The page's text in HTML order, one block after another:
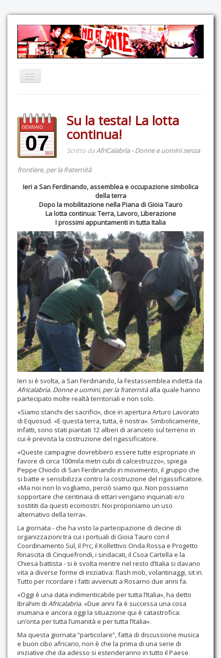
Comunicazione
Eventi
GAS Felce & Mirtillo
No Ponte!
Ricostruiamo il Cartella!
Mediateca
Autoproduzioni
Contatti
GENNAIO
072012
Su la testa! La lotta
continua!
Scritto daAfriCalabria - Donne e uomini senza
frontiere, per la fraternità
Ieri a San Ferdinando, assemblea e occupazione simbolica
della terra
Dopo la mobilitazione nella Piana di Gioia Tauro
La lotta continua: Terra, Lavoro, Liberazione
I prossimi appuntamenti in tutta Italia
Ieri si è svolta, a San Ferdinando, la Festassemblea indetta da
Africalabria. Donne e uomini, per la fraternitàalla quale hanno
partecipato molte realtà territoriali e non solo.
«Siamo stanchi dei sacrifici», dice in apertura Arturo Lavorato
di Equosud. «E questa terra, tutta, è nostra». Simbolicamente,
infatti, sono stati piantati 12 alberi di aranceto sul terreno in
cui è prevista la costruzione del rigassificatore.
«Queste campagne dovrebbero essere tutte espropriate in
favore di circa 100mila metri cubi di calcestruzzo», spiega
Peppe Chiodo di San Ferdinando in movimento, il gruppo che
si batte e sensibilizza contro la costruzione del rigassificatore.
«Ma noi non lo vogliamo, perciò siamo qui. Non possiamo
sopportare che centinaia di ettari vengano inquinati e/o
sostititi da questi ecomostri. Noi proponiamo un uso
alternativo della terra».
La giornata - che ha visto la partecipazione di decine di
organizzazioni tra cui i portuali di Gioia Tauro con il
Coordinamento Sul, il Prc, il Kollettivo Onda Rossa e Progetto
Rinascita di Cinquefrondi, i sindacati, il Csoa Cartella e la
Chiesa battista - si è svolta mentre nel resto d’Italia si davano
vita a diverse forme di iniziativa: flash mob, volantinaggi, sit in.
Tutto per ricordare i fatti avvenuti a Rosarno due anni fa.
«Oggi è una data indimenticabile per tutta l’Italia», ha detto
Ibrahim di Africalabria. «Due anni fa è successa una cosa
inumana e ancora oggi la situazione qui è catastrofica:
un’onta per tutta l’umanità e per tutta l’Italia».
Ma questa giornata “particolare”, fatta di discussione musica
e buon cibo africano, non è che la prima di una serie di
iniziative che da adesso si estenderanno in tutto il Paese.